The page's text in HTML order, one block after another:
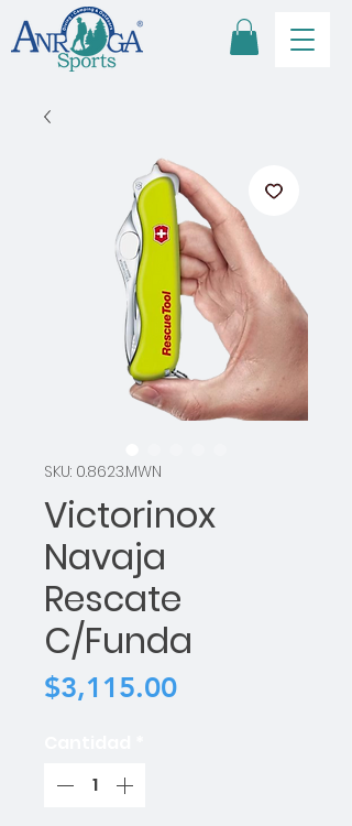
SKU: 0.8623.MWN
Victorinox
Navaja
Rescate
C/Funda
$3,115.00Precio